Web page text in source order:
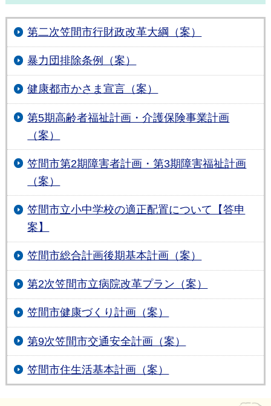
第二次笠間市行財政改革大綱（案）
暴力団排除条例（案）
健康都市かさま宣言（案）
第5期高齢者福祉計画・介護保険事業計画
（案）
笠間市第2期障害者計画・第3期障害福祉計画
（案）
笠間市立小中学校の適正配置について【答申
案】
笠間市総合計画後期基本計画（案）
第2次笠間市立病院改革プラン（案）
笠間市健康づくり計画（案）
第9次笠間市交通安全計画（案）
笠間市住生活基本計画（案）